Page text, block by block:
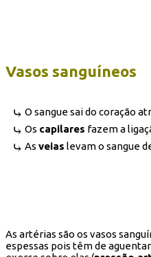
Vasos sanguíneos
O sangue sai do coração
Os capilares fazem a
As veias levam o sangue
As artérias são os vasos
espessas pois têm de